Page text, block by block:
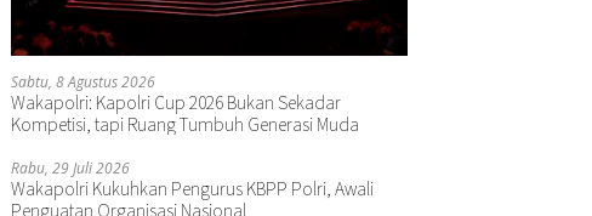
Sabtu, 8 Agustus 2026
Wakapolri: Kapolri Cup 2026 Bukan Sekadar
Kompetisi, tapi Ruang Tumbuh Generasi Muda
Rabu, 29 Juli 2026
Wakapolri Kukuhkan Pengurus KBPP Polri, Awali
Penguatan Organisasi Nasional